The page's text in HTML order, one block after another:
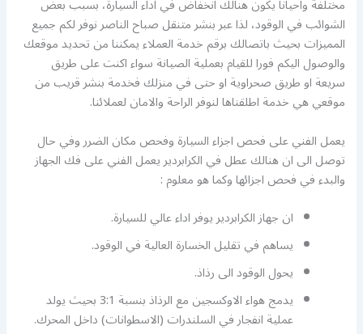
مختلفة واحيانا يكون هنالك انخفاض في اداء السيارة، بسبب بعض
الشوائب في الوقود، لذا عبر بنشر متنقل صباح الناصر نوفر لكم جميع
المميزات بحيث باتصالك برقم خدمة العملاء يمكننا من تحديد موقعك
والوصول اليكم فورا للقيام بعملية الصيانة سواء اكنت على طريق
سريعة او طريق صحراوية او حتى في منزلك فخدمة بنشر قريب من
موقعي هي خدمة اطلقناها لنوفر الراحة والامان لعملائنا.
يعمل الفني على فحص اجزاء السيارة وفحص مكان الضرر وفي حال
توصل الى ان هنالك عطل في الكرابردير يعمل الفني على فك الجهاز
والبدء في فحص اجزائها وكما هو معلوم :
ان جهاز الكرابردير يوفر اداء عالي للسيارة.
يساهم في تقليل الخسارة العالية في الوقود.
يحول الوقود الى رذاذ.
يدمج هواء الاوكسجين مع الرذاذ بنسبة 3:1 بحيث يولد
عملية انفجار في السلندرات (الاسطوانات) داخل المحرك.